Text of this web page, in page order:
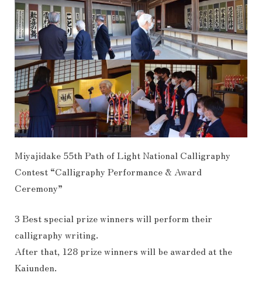
Miyajidake 55th Path of Light National Calligraphy
Contest “Calligraphy Performance & Award
Ceremony”
3 Best special prize winners will perform their
calligraphy writing.
After that, 128 prize winners will be awarded at the
Kaiunden.